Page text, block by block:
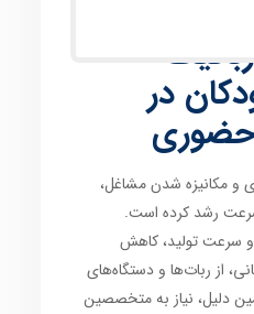
در
حضوری
ومکانیزه شدن مشاغل،
رشد کرده است.
سرعت تولید،کاهش
، از ربات‌ها ودستگاه‌های
دلیل، نیاز به متخصصین